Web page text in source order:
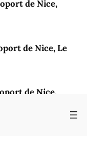
de Nice,
de Nice, Le
de Nice,